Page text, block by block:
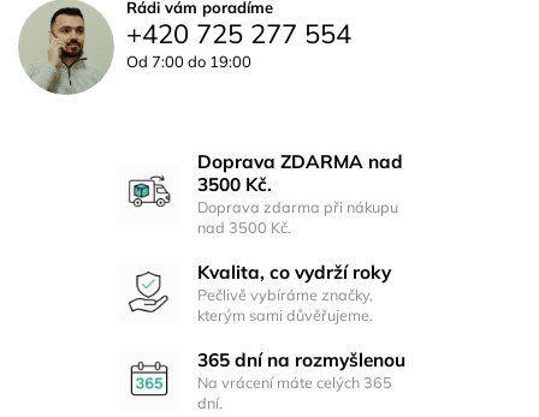
Rádi vám poradíme
+420 725 277 554
Od 7:00 do 19:00
Doprava ZDARMA nad
3500 Kč.
Doprava zdarma při nákupu
nad 3500 Kč.
Kvalita, co vydrží roky
Pečlivě vybíráme značky,
kterým sami důvěřujeme.
365 dní na rozmyšlenou
Na vrácení máte celých 365
dní.